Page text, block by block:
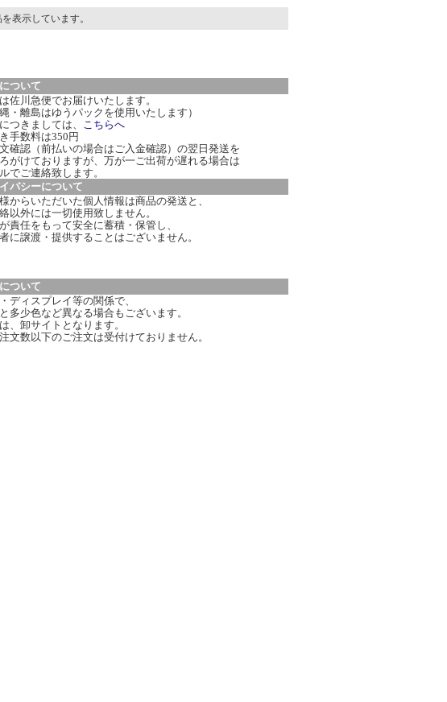
表示しています。
ついて
佐川急便でお届けいたします。
・離島はゆうパックを使用いたします）
つきましては、 こちらへ
手数料は350円
文確認（前払いの場合はご入金確認）の翌日発送を
がけておりますが、万が一ご出荷が遅れる場合は
でご連絡致します。
バシーについて
からいただいた個人情報は商品の発送と、
以外には一切使用致しません。
責任をもって安全に蓄積・保管し、
に譲渡・提供することはございません。
ついて
ディスプレイ等の関係で、
多少色など異なる場合もございます。
、卸サイトとなります。
文数以下のご注文は受付けておりません。